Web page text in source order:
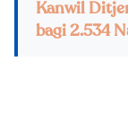
Kanwil
bagi 2.534